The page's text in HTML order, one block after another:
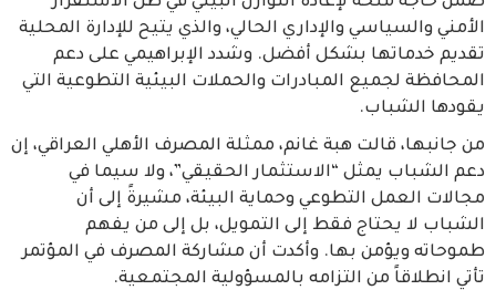
الأمني والسياسي والإداري الحالي، والذي يتيح للإدارة المحلية
تقديم خدماتها بشكل أفضل. وشدد الإبراهيمي على دعم
المحافظة لجميع المبادرات والحملات البيئية التطوعية التي
يقودها الشباب.
من جانبها، قالت هبة غانم، ممثلة المصرف الأهلي العراقي، إن
دعم الشباب يمثل “الاستثمار الحقيقي”، ولا سيما في
مجالات العمل التطوعي وحماية البيئة، مشيرةً إلى أن
الشباب لا يحتاج فقط إلى التمويل، بل إلى من يفهم
طموحاته ويؤمن بها. وأكدت أن مشاركة المصرف في المؤتمر
تأتي انطلاقاً من التزامه بالمسؤولية المجتمعية.